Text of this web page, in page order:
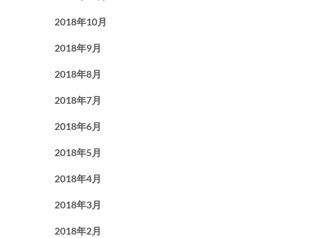
2018年10月
2018年9月
2018年8月
2018年7月
2018年6月
2018年5月
2018年4月
2018年3月
2018年2月